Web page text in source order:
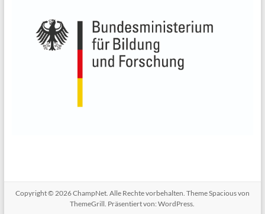
Copyright © 2026ChampNet. Alle Rechte vorbehalten. ThemeSpaciousvon
ThemeGrill. Präsentiert von:WordPress